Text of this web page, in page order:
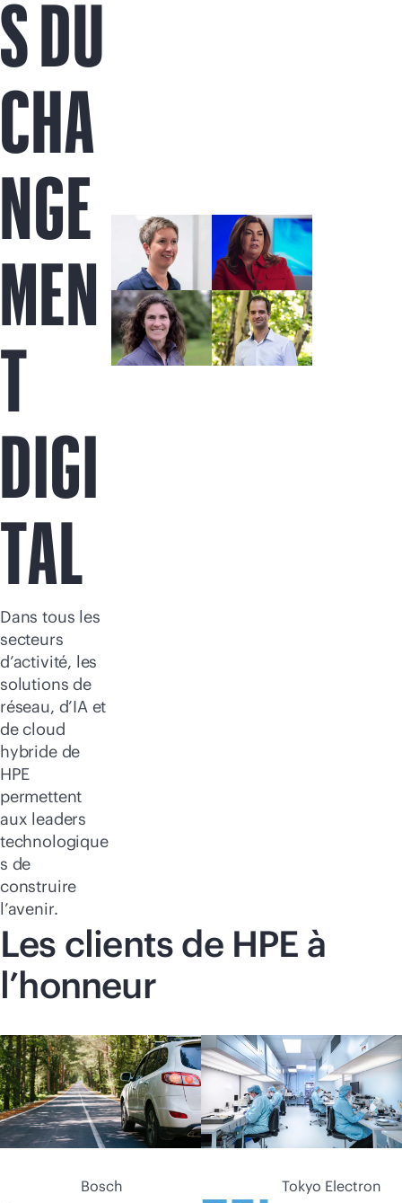
S DU
CHA
NGE
MEN
T
DIGI
TAL
Dans tous les
secteurs
d’activité, les
solutions de
réseau, d’IA et
de cloud
hybride de
HPE
permettent
aux leaders
technologique
s de
construire
l’avenir.
Les clients de HPE à
l’honneur
Bosch Tokyo Electron